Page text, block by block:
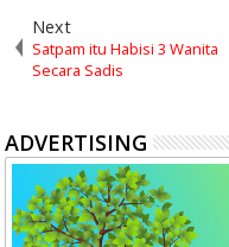
Next
Satpam itu Habisi 3 Wanita
Secara Sadis
ADVERTISING